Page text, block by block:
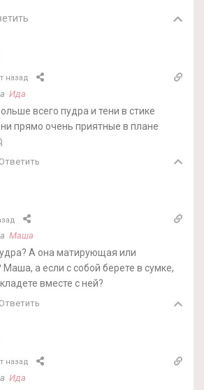
назад
Ида
всего пудра и тени в стике
прямо очень приятные в плане
Ответить
Маша
А она матирующая или
а если с собой берете в сумке,
вместе с ней?
Ответить
назад
Ида